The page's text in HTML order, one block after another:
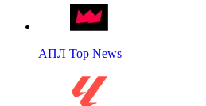
АПЛ Top News